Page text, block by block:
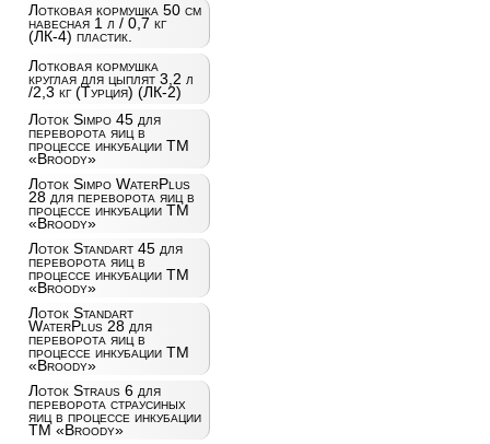
Лотковая кормушка 50 см
навесная 1 л / 0,7 кг
(ЛК-4) пластик.
Лотковая кормушка
круглая для цыплят 3,2 л
/2,3 кг (Турция) (ЛК-2)
Лоток Simpo 45 для
переворота яиц в
процессе инкубации ТМ
«Broody»
Лоток Simpo WaterPlus
28 для переворота яиц в
процессе инкубации ТМ
«Broody»
Лоток Standart 45 для
переворота яиц в
процессе инкубации ТМ
«Broody»
Лоток Standart
WaterPlus 28 для
переворота яиц в
процессе инкубации ТМ
«Broody»
Лоток Straus 6 для
переворота страусиных
яиц в процессе инкубации
ТМ «Broody»